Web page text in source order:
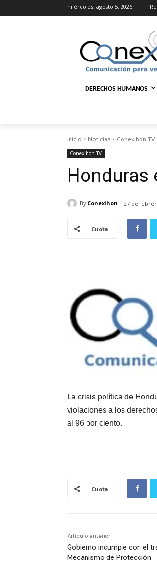
miércoles, agosto 5, 2026
DERECHOS HUMANOS
Inicio Noticias Conexihon TV
Conexihon TV
Honduras
By Conexihon 27 de
Cuota
La crisis política de
violaciones a los
al 96 por ciento.
Cuota
Artículo anterior
Gobierno incumple con el
Mecanismo de Protección